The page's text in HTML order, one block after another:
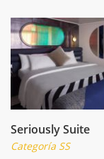
Seriously Suite
Categoría SS